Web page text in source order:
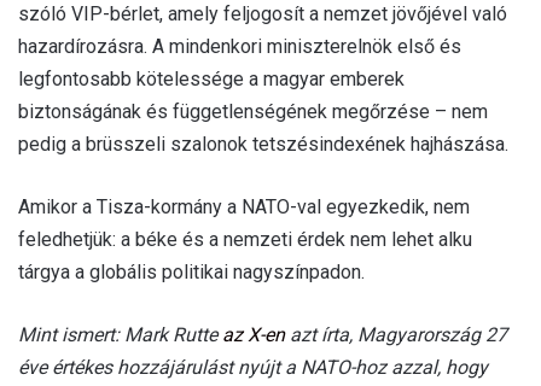
szóló VIP-bérlet, amely feljogosít a nemzet jövőjével való
hazardírozásra. A mindenkori miniszterelnök első és
legfontosabb kötelessége a magyar emberek
biztonságának és függetlenségének megőrzése – nem
pedig a brüsszeli szalonok tetszésindexének hajhászása.
Amikor a Tisza-kormány a NATO-val egyezkedik, nem
feledhetjük: a béke és a nemzeti érdek nem lehet alku
tárgya a globális politikai nagyszínpadon.
Mint ismert: Mark Rutteaz X-enazt írta, Magyarország 27
éve értékes hozzájárulást nyújt a NATO-hoz azzal, hogy